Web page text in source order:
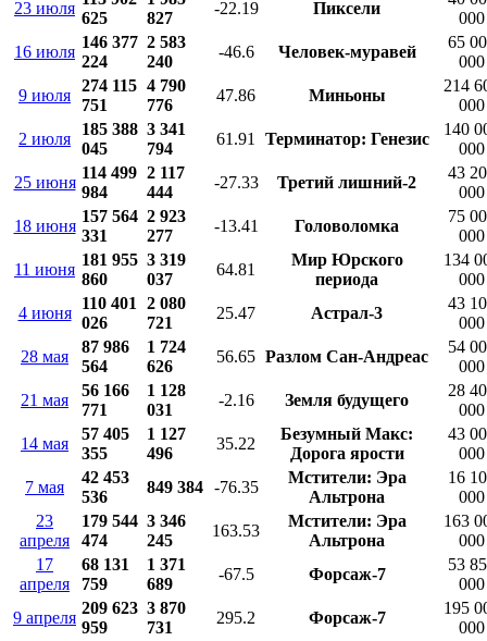
23 июля
625
827
-22.19 Пиксели
000
16 июля
146 377
224
2 583
240
-46.6 Человек-муравей
65
000
9 июля
274 115
751
4 790
776
47.86 Миньоны
214
000
2 июля
185 388
045
3 341
794
61.91 Терминатор: Генезис
140
000
25 июня
114 499
984
2 117
444
-27.33 Третий лишний-2
43
000
18 июня
157 564
331
2 923
277
-13.41 Головоломка
75
000
11 июня
181 955
860
3 319
037
64.81
Мир Юрского
периода
134
000
4 июня
110 401
026
2 080
721
25.47 Астрал-3
43
000
28 мая
87 986
564
1 724
626
56.65 Разлом Сан-Андреас
54
000
21 мая
56 166
771
1 128
031
-2.16 Земля будущего
28
000
14 мая
57 405
355
1 127
496
35.22
Безумный Макс:
Дорога ярости
43
000
7 мая
42 453
536
849 384 -76.35
Мстители: Эра
Альтрона
16
000
23
апреля
179 544
474
3 346
245
163.53
Мстители: Эра
Альтрона
163
000
17
апреля
68 131
759
1 371
689
-67.5 Форсаж-7
53
000
9 апреля
209 623
959
3 870
731
295.2 Форсаж-7
195
000